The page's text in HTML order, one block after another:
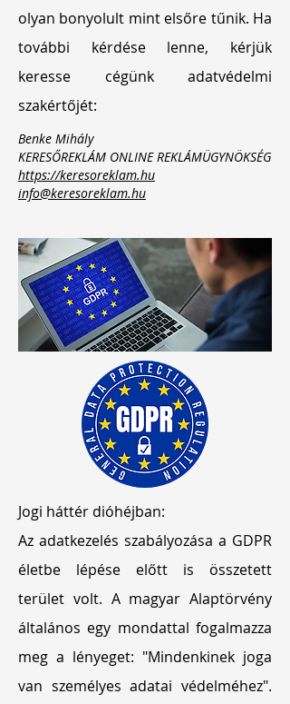
olyan bonyolult mint elsőre tűnik. Ha
további kérdése lenne, kérjük
keresse cégünk adatvédelmi
szakértőjét:
Benke Mihály
KERESŐREKLÁM ONLINE REKLÁMÜGYNÖKSÉG
https://keresoreklam.hu
info@keresoreklam.hu
Jogi háttér dióhéjban:
Az adatkezelés szabályozása a GDPR
életbe lépése előtt is összetett
terület volt. A magyar Alaptörvény
általános egy mondattal fogalmazza
meg a lényeget: "Mindenkinek joga
van személyes adatai védelméhez".